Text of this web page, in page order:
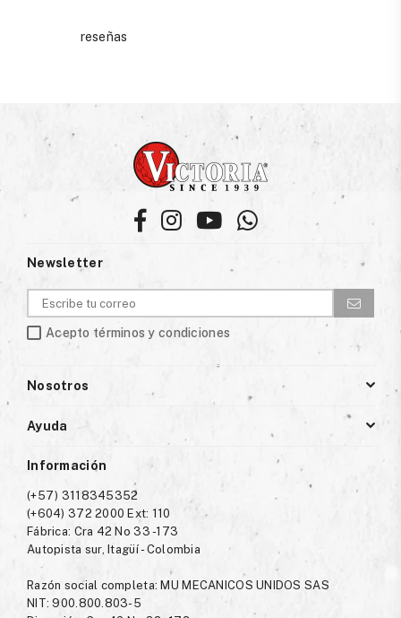
reseñas
FacebookInstagramYouTubeWhatsapp
Newsletter
Acepto términos y condiciones
Nosotros
Ayuda
Información
(+57) 3118345352
(+604) 372 2000 Ext: 110
Fábrica: Cra 42 No 33 -173
Autopista sur, Itagüí - Colombia
Razón social completa: MU MECANICOS UNIDOS SAS
NIT: 900.800.803-5